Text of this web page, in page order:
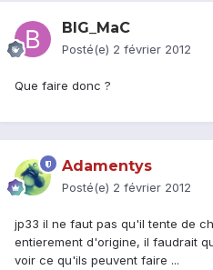
BIG_MaC
Posté(e) 2 février 2012
Que faire donc ?
Adamentys
Posté(e) 2 février 2012
jp33 il ne faut pas qu'il tente de
entierement d'origine, il faudrait
voir ce qu'ils peuvent faire ...